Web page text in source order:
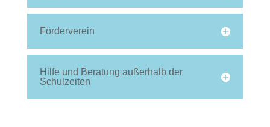
Förderverein
Hilfe und Beratung außerhalb der
Schulzeiten